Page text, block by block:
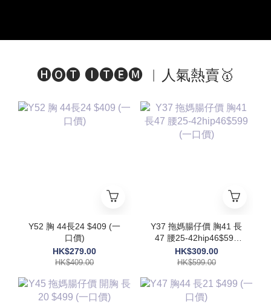
🅗🅞🅣 🅘🅣🅔🅜 ︱人氣熱賣🥇
Y52 胸 44長24 $409 (一
口價)
HK$279.00
HK$409.00
Y37 拖媽腸仔價 胸41 長
47 腰25-42hip46$599
(一口價)
HK$309.00
HK$599.00